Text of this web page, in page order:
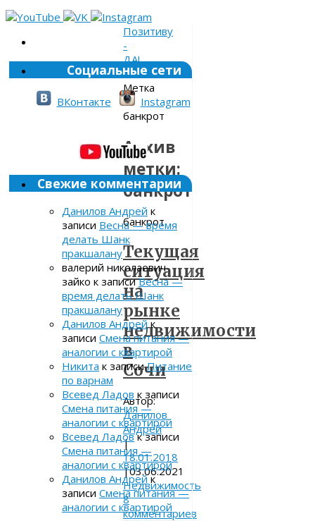
Позитиву
-
ДА!
»
Метка
»
банкрот
Архив
метки:
банкрот
банкрот
Текущая
ситуация
на
рынке
недвижимости
в
Сочи
Автор:
Данилов
Андрей
|
18.01.2018
|03.06.2021
Недвижимость
8
комментариев
Социальные сети
ВКонтакте Instagram
Свежие комментарии
Данилов Андрей к
записи Весна — время
делать Шанк
пракшалану
валерий николаевич
зайко к записиВесна —
время делать Шанк
пракшалану
Данилов Андрейк
записи Смена питания —
аналогии с квартирой
Никита к записиПитание
по варнам
Всевед Ладов к записи
Смена питания —
аналогии с квартирой
Всевед Ладовк записи
Смена питания —
аналогии с квартирой
Данилов Андрейк
записи Смена питания —
аналогии с квартирой